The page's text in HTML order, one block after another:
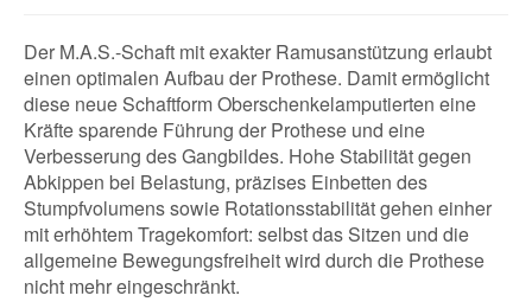
Der M.A.S.-Schaft mit exakter Ramusanstützung erlaubt
einen optimalen Aufbau der Prothese. Damit ermöglicht
diese neue Schaftform Oberschenkelamputierten eine
Kräfte sparende Führung der Prothese und eine
Verbesserung des Gangbildes. Hohe Stabilität gegen
Abkippen bei Belastung, präzises Einbetten des
Stumpfvolumens sowie Rotationsstabilität gehen einher
mit erhöhtem Tragekomfort: selbst das Sitzen und die
allgemeine Bewegungsfreiheit wird durch die Prothese
nicht mehr eingeschränkt.